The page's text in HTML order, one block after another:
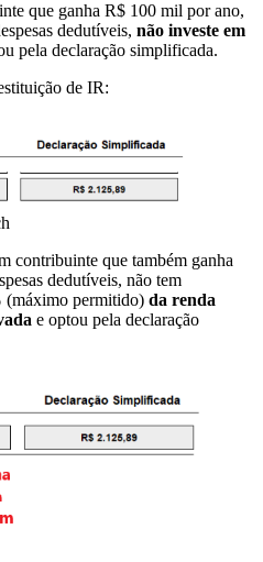
que ganha R$ 100 mil por ano,
dedutíveis, não investe em
pela declaração simplificada.
de IR:
contribuinte que também ganha
dedutíveis, não tem
(máximo permitido) da renda
e optou pela declaração